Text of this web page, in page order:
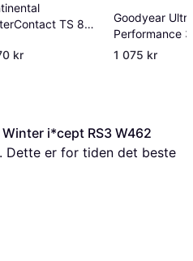
TS 870
kr
Goodyear
Performance
R14 86T XL
1 075 kr
i*cept RS3 W462
. Dette er for tiden det beste